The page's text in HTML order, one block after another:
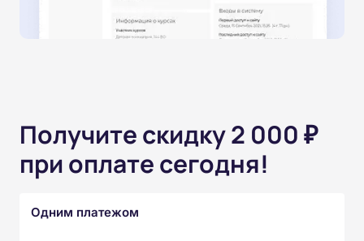
Получите скидку 2 000 ₽
при оплате сегодня!
Одним платежом